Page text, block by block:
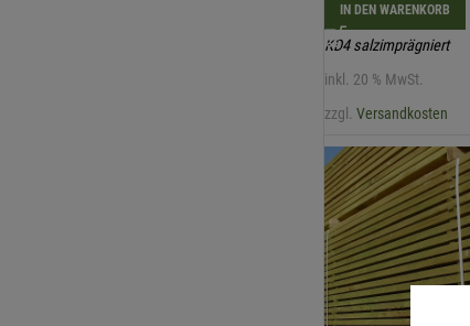
IN DEN WARENKORB
KD4 salzimprägniert
inkl. 20 % MwSt.
zzgl. Versandkosten